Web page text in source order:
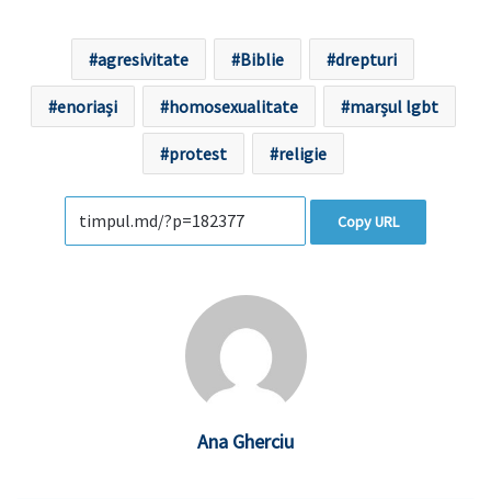
agresivitate Biblie drepturi
enoriași homosexualitate marșul lgbt
protest religie
Copy URL
Ana Gherciu